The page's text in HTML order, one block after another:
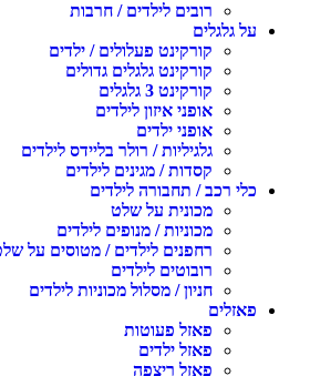
רובים לילדים / חרבות
גלגלים
קורקינט פעלולים / ילדים
קורקינט גלגלים גדולים
קורקינט 3 גלגלים
אופני איזון לילדים
אופני ילדים
גלגיליות / רולר בליידס לילדים
קסדות / מגינים לילדים
רכב / תחבורה לילדים
מכונית על שלט
מכוניות / מנופים לילדים
רחפנים לילדים / מטוסים על שלט לילדים
רובוטים לילדים
חניון / מסלול מכוניות לילדים
פאזל פעוטות
פאזל ילדים
פאזל ריצפה